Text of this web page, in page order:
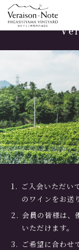
ご入会いただい
のワインをお送
会員の皆様は、
いただけます。
ご希望に合わせ